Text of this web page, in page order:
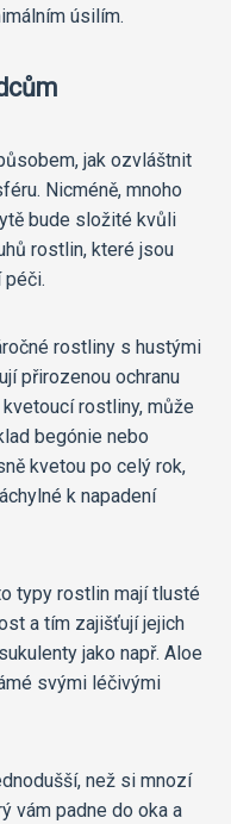
úsilím.
jak ozvláštnit
Nicméně, mnoho
bude složité kvůli
rostlin, které jsou
péči.
rostliny s hustými
přirozenou ochranu
rostliny, může
begónie nebo
kvetou po celý rok,
k napadení
typy rostlin mají tlusté
a tím zajišťují jejich
jako např. Aloe
svými léčivými
než si mnozí
vám padne do oka a